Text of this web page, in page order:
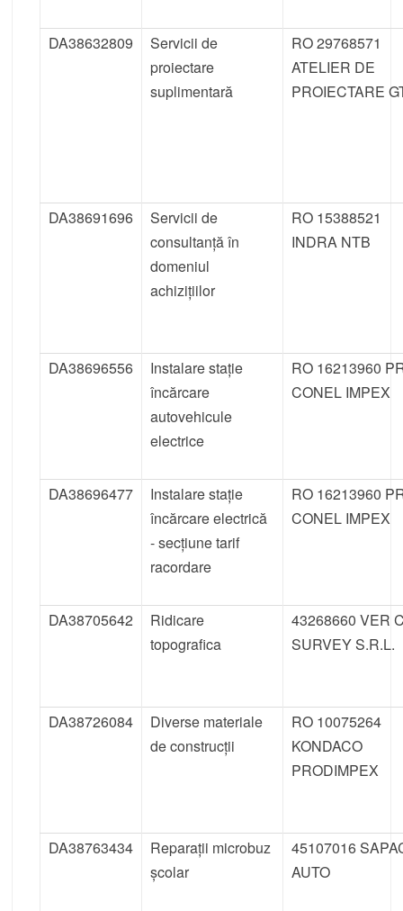
DA38632809
Servicii de
proiectare
suplimentară
RO 29768571
ATELIER DE
PROIECTARE
DA38691696
Servicii de
consultanță în
domeniul
achizițiilor
RO 15388521
INDRA NTB
DA38696556
Instalare stație
încărcare
autovehicule
electrice
RO 16213960
CONEL IMPEX
DA38696477
Instalare stație
încărcare electrică
- secțiune tarif
racordare
RO 16213960
CONEL IMPEX
DA38705642
Ridicare
topografica
43268660 VER
SURVEY S.R.L.
DA38726084
Diverse materiale
de construcții
RO 10075264
KONDACO
PRODIMPEX
DA38763434
Reparații microbuz
școlar
45107016
AUTO